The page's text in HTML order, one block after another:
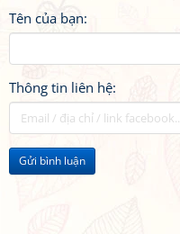
Tên của bạn:
Thông tin liên hệ:
Gửi bình luận